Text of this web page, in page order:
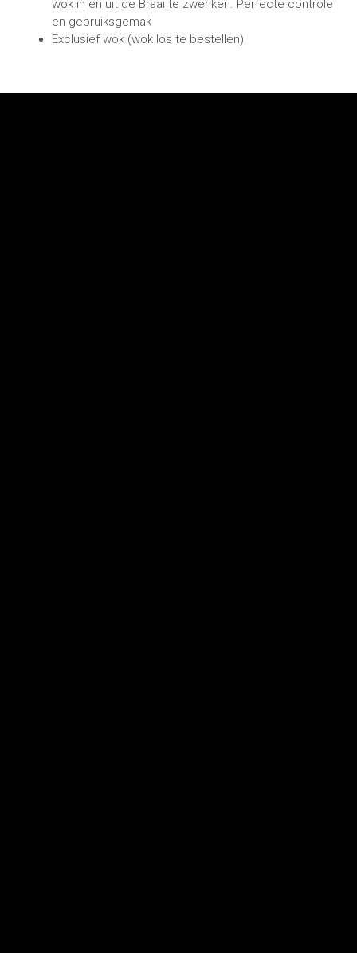
wok in en uit de Braai te zwenken. Perfecte controle
en gebruiksgemak
Exclusief wok (wok los te bestellen)